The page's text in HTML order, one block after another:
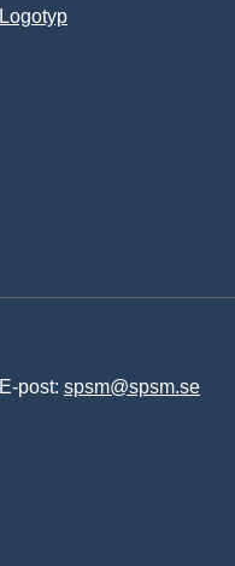
Logotyp
E-post: spsm@spsm.se